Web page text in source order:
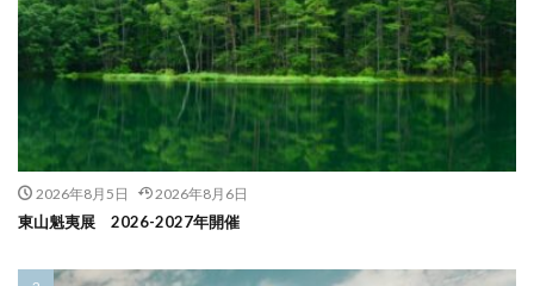
2026年8月5日 2026年8月6日
東山魁夷展 2026-2027年開催